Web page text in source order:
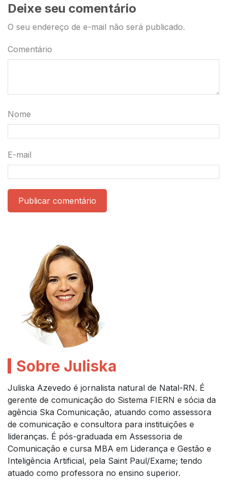
Deixe seu comentário
O seu endereço de e-mail não será publicado.
Comentário
Nome
E-mail
Publicar comentário
Sobre Juliska
Juliska Azevedo é jornalista natural de Natal-RN. É
gerente de comunicação do Sistema FIERN e sócia da
agência Ska Comunicação, atuando como assessora
de comunicação e consultora para instituições e
lideranças. É pós-graduada em Assessoria de
Comunicação e cursa MBA em Liderança e Gestão e
Inteligência Artificial, pela Saint Paul/Exame; tendo
atuado como professora no ensino superior.